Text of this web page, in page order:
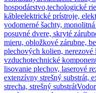
hospodárstvo,techologické
kábleelektrické prístroje,
vodomerné šachty,
posuvné dvere, skryté
mieru, obložkové zárubne,
plechových kolien, nerezové
vzduchotechnické
lisovanie plechov, laserové
extenzívny strešný substrát,
strecha, strešný substrát